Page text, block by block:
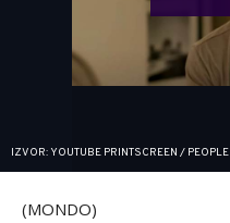
IZVOR: YOUTUBE PRINTSCREEN / PEOPLE
(MONDO)